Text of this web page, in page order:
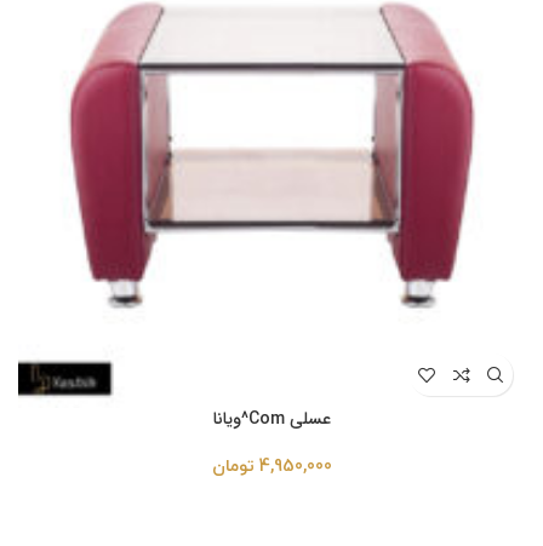
عسلی Com^ویانا
4,950,000 تومان